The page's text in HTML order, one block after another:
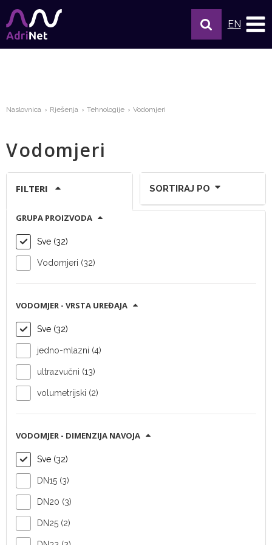
EN
Naslovnica Rješenja Tehnologije Vodomjeri
Vodomjeri
FILTERI
GRUPA PROIZVODA
Sve (32)
Vodomjeri (32)
VODOMJER - VRSTA UREĐAJA
Sve (32)
jedno-mlazni (4)
ultrazvučni (13)
volumetrijski (2)
VODOMJER - DIMENZIJA NAVOJA
Sve (32)
DN15 (3)
DN20 (3)
DN25 (2)
SORTIRAJ PO
Aquadis+ DN15
Tip uređaja:
Vodomjer
Vendor:
Parametar:DN15
SAZNAJ VIŠE
Woltex DN300
Tip uređaja: